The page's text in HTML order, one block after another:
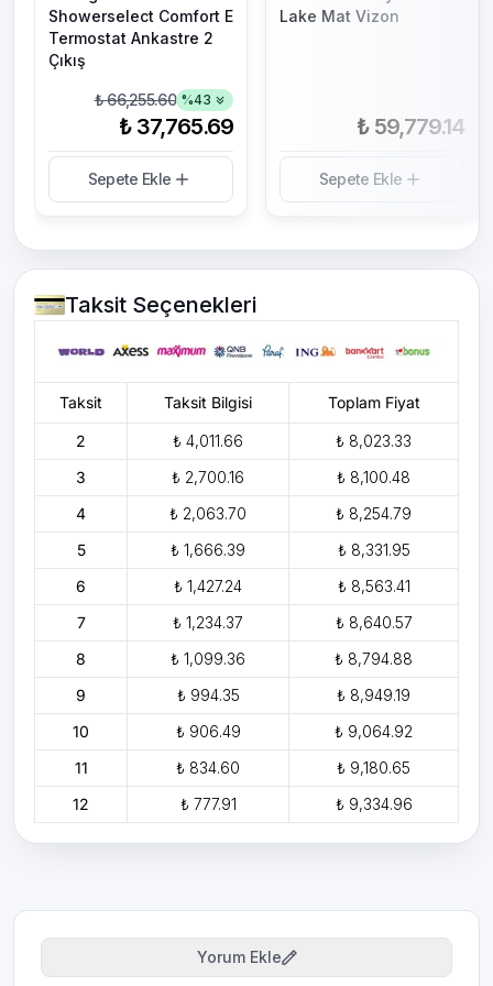
Showerselect Comfort E
Termostat Ankastre 2
Çıkış
₺ 66,255.60 %43
₺ 37,765.69
Sepete Ekle
Lake Mat Vizon
₺ 59,779.14
Sepete Ekle
Taksit Seçenekleri
Taksit Taksit Bilgisi Toplam Fiyat
2 ₺ 4,011.66
₺ 8,023.33
3
₺ 2,700.16
₺ 8,100.48
4
₺ 2,063.70
₺ 8,254.79
5
₺ 1,666.39
₺ 8,331.95
6
₺ 1,427.24
₺ 8,563.41
7
₺ 1,234.37
₺ 8,640.57
8
₺ 1,099.36
₺ 8,794.88
9
₺ 994.35
₺ 8,949.19
10
₺ 906.49
₺ 9,064.92
11
₺ 834.60
₺ 9,180.65
12
₺ 777.91 ₺ 9,334.96
Yorum Ekle